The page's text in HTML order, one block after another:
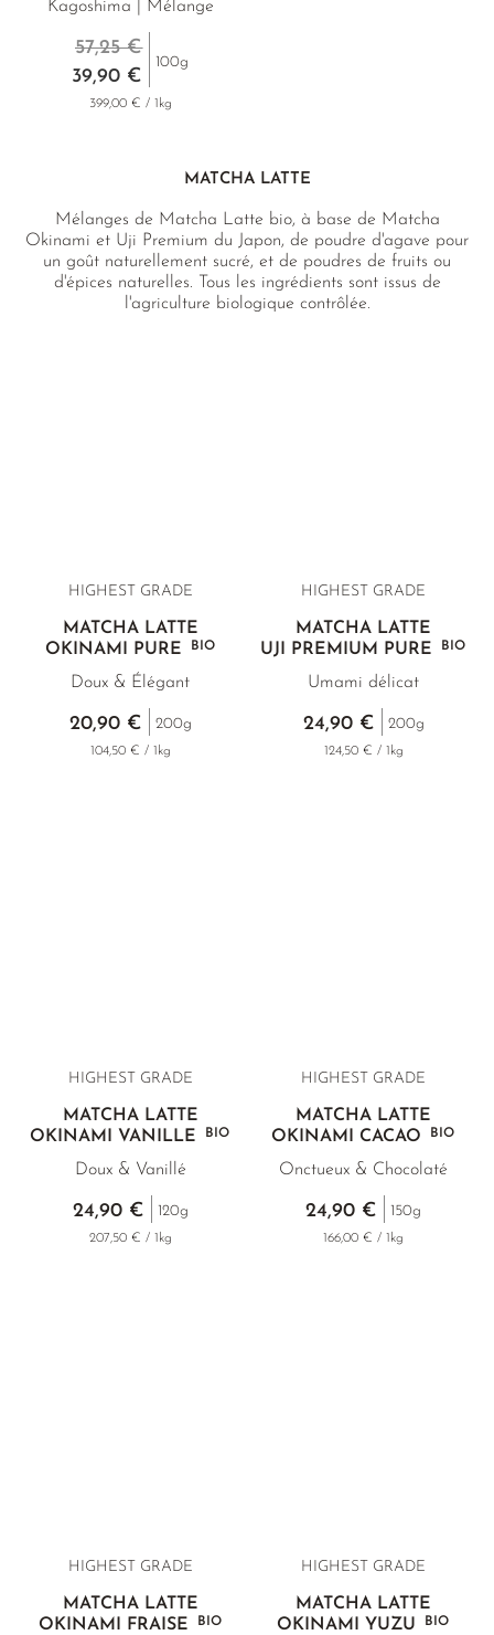
Kagoshima | Mélange
39,90 €
57,25 €
100g
399,00 € / 1kg
MATCHA LATTE
Mélanges de Matcha Latte bio, à base de Matcha
Okinami et Uji Premium du Japon, de poudre d'agave pour
un goût naturellement sucré, et de poudres de fruits ou
d'épices naturelles. Tous les ingrédients sont issus de
l'agriculture biologique contrôlée.
HIGHEST GRADE
MATCHA LATTE
OKINAMI PURE
BIO
Doux & Élégant
20,90 € 200g
104,50 € / 1kg
HIGHEST GRADE
MATCHA LATTE
UJI PREMIUM PURE
BIO
Umami délicat
24,90 € 200g
124,50 € / 1kg
HIGHEST GRADE
MATCHA LATTE
OKINAMI VANILLE
BIO
Doux & Vanillé
24,90 € 120g
207,50 € / 1kg
HIGHEST GRADE
MATCHA LATTE
OKINAMI CACAO
BIO
Onctueux & Chocolaté
24,90 € 150g
166,00 € / 1kg
HIGHEST GRADE
MATCHA LATTE
OKINAMI FRAISE
BIO
HIGHEST GRADE
MATCHA LATTE
OKINAMI YUZU
BIO